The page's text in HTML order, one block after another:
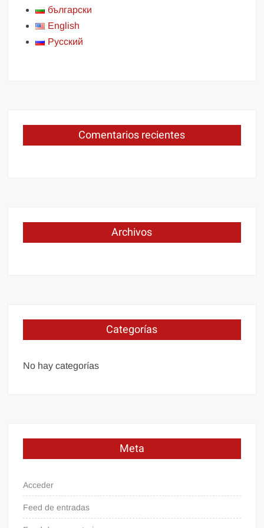
български
English
Русский
Comentarios recientes
Archivos
Categorías
No hay categorías
Meta
Acceder
Feed de entradas